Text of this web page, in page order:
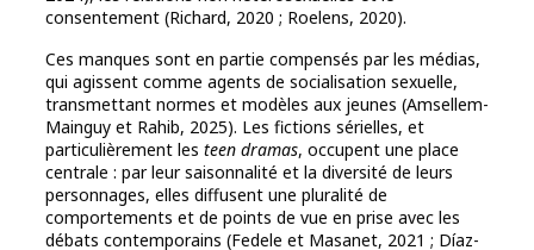
consentement (Richard, 2020 ; Roelens, 2020).
Ces manques sont en partie compensés par les médias,
qui agissent comme agents de socialisation sexuelle,
transmettant normes et modèles aux jeunes (Amsellem-
Mainguy et Rahib, 2025). Les fictions sérielles, et
particulièrement les teen dramas, occupent une place
centrale : par leur saisonnalité et la diversité de leurs
personnages, elles diffusent une pluralité de
comportements et de points de vue en prise avec les
débats contemporains (Fedele et Masanet, 2021 ; Díaz-